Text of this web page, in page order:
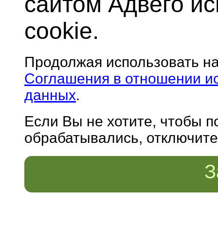
cookie.
Продолжая использовать
Соглашения в отношении
данных.
Если Вы не хотите, чтобы
обрабатывались,